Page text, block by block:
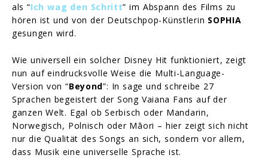
als “Ich wag den Schritt” im Abspann des Films zu
hören ist und von der Deutschpop-Künstlerin SOPHIA
gesungen wird.
Wie universell ein solcher Disney Hit funktioniert, zeigt
nun auf eindrucksvolle Weise die Multi-Language-
Version von “Beyond”: In sage und schreibe 27
Sprachen begeistert der Song Vaiana Fans auf der
ganzen Welt. Egal ob Serbisch oder Mandarin,
Norwegisch, Polnisch oder Māori – hier zeigt sich nicht
nur die Qualität des Songs an sich, sondern vor allem,
dass Musik eine universelle Sprache ist.